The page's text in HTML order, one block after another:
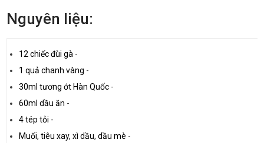
Nguyên liệu:
12 chiếc đùi gà -
1 quả chanh vàng -
30ml tương ớt Hàn Quốc -
60ml dầu ăn -
4 tép tỏi -
Muối, tiêu xay, xì dầu, dầu mè -